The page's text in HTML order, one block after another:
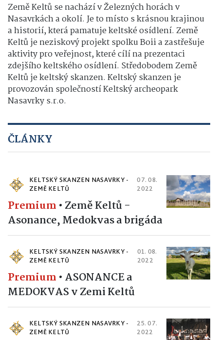
Země Keltů se nachází v Železných horách v
Nasavrkách a okolí. Je to místo s krásnou krajinou
a historií, která pamatuje keltské osídlení. Země
Keltů je neziskový projekt spolku Boii a zastřešuje
aktivity pro veřejnost, které cílí na prezentaci
zdejšího keltského osídlení. Středobodem Země
Keltů je keltský skanzen. Keltský skanzen je
provozován společností Keltský archeopark
Nasavrky s.r.o.
ČLÁNKY
KELTSKÝ SKANZEN NASAVRKY -
ZEMĚ KELTŮ
07. 08.
2022
Premium • Země Keltů -
Asonance, Medokvas a brigáda
KELTSKÝ SKANZEN NASAVRKY -
ZEMĚ KELTŮ
01. 08.
2022
Premium • ASONANCE a
MEDOKVAS v Zemi Keltů
KELTSKÝ SKANZEN NASAVRKY -
ZEMĚ KELTŮ
25. 07.
2022